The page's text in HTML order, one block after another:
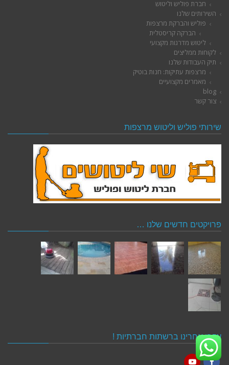
חברת פוליש וליטוש
השירותים שלנו
פוליש והברקת מרצפות
הברקה קריסטלית
ליטוש מדרגות מקצועי
לקוחות ממליצים
תיק העבודות שלנו
מרצפות עתיקות: חנות בוטיק
מאמרים מקצועיים
blog
צור קשר
שירותי פוליש וליטוש מרצפות
פרויקטים חדשים שלנו …
עקבו אחרינו ברשתות חברתיות !